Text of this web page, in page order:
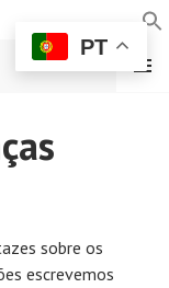
DE
MENU
sobre os
escrevemos
PT